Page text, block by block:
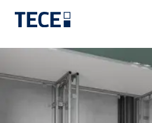
Skip to main content